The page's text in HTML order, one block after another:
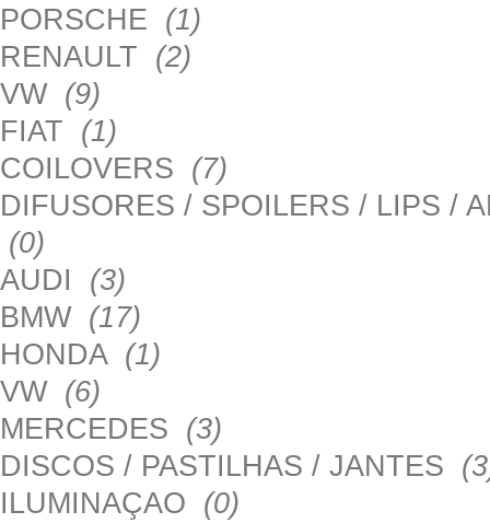
PORSCHE (1)
RENAULT (2)
VW (9)
FIAT (1)
COILOVERS (7)
DIFUSORES / SPOILERS / LIPS /
(0)
AUDI (3)
BMW (17)
HONDA (1)
VW (6)
MERCEDES (3)
DISCOS / PASTILHAS / JANTES
ILUMINAÇAO (0)